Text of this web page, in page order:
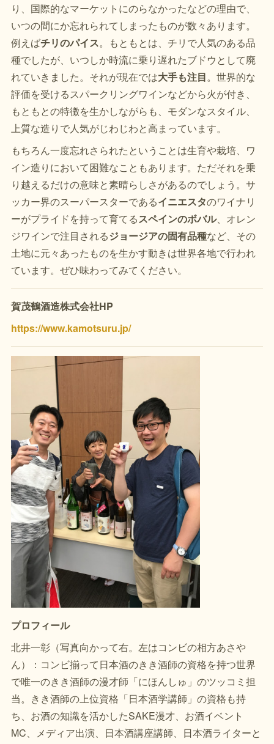
り、国際的なマーケットにのらなかったなどの理由で、
いつの間にか忘れられてしまったものが数々あります。
例えばチリのパイス。もともとは、チリで人気のある品
種でしたが、いつしか時流に乗り遅れたブドウとして廃
れていきました。それが現在では大手も注目。世界的な
評価を受けるスパークリングワインなどから火が付き、
もともとの特徴を生かしながらも、モダンなスタイル、
上質な造りで人気がじわじわと高まっています。
もちろん一度忘れさられたということは生育や栽培、ワ
イン造りにおいて困難なこともあります。ただそれを乗
り越えるだけの意味と素晴らしさがあるのでしょう。サ
ッカー界のスーパースターであるイニエスタのワイナリ
ーがプライドを持って育てるスペインのボバル、オレン
ジワインで注目されるジョージアの固有品種など、その
土地に元々あったものを生かす動きは世界各地で行われ
ています。ぜひ味わってみてください。
賀茂鶴酒造株式会社HP
https://www.kamotsuru.jp/
プロフィール
北井一彰（写真向かって右。左はコンビの相方あさや
ん）：コンビ揃って日本酒のきき酒師の資格を持つ世界
で唯一のきき酒師の漫才師「にほんしゅ」のツッコミ担
当。きき酒師の上位資格「日本酒学講師」の資格も持
ち、お酒の知識を活かしたSAKE漫才、お酒イベント
MC、メディア出演、日本酒講座講師、日本酒ライターと